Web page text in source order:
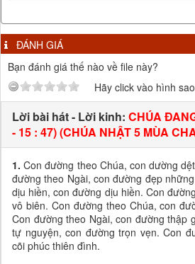
ĐÁNH GIÁ
Bạn đánh giá thế nào về file này?
Hãy click vào hình
Lời bài hát - Lời kinh: CHÚA
- 15 : 47) (CHÚA NHẬT 5 MÙA
1. Con đường theo Chúa, con dường
đường theo Ngài, con đường đẹp
dịu hiền, con đường dịu hiền. Con
vô biên. Con đường theo Chúa, con
Con đường theo Ngài, con đường thập
tự nguyện, con đường trọn vẹn. Con
cõi phúc thiên đình.